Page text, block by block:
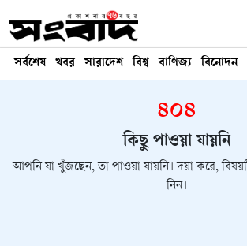
সর্বশেষ খবর সারাদেশ বিশ্ব বাণিজ্য বিনোদন
৪০৪
কিছু পাওয়া যায়নি
আপনি যা খুঁজছেন, তা পাওয়া যায়নি। দয়া করে,
নিন।